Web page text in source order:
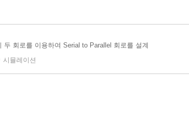
회로를 이용하여 Serial to Parallel 회로를 설계
시뮬레이션